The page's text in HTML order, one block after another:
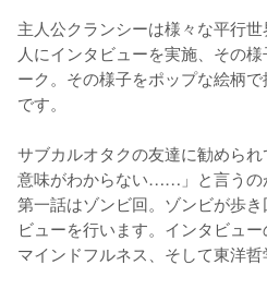
主人公クランシーは様々な平行
人にインタビューを実施、その
ーク。その様子をポップな絵柄
です。
サブカルオタクの友達に勧めら
意味がわからない……」と言うの
第一話はゾンビ回。ゾンビが歩
ビューを行います。インタビュ
マインドフルネス、そして東洋